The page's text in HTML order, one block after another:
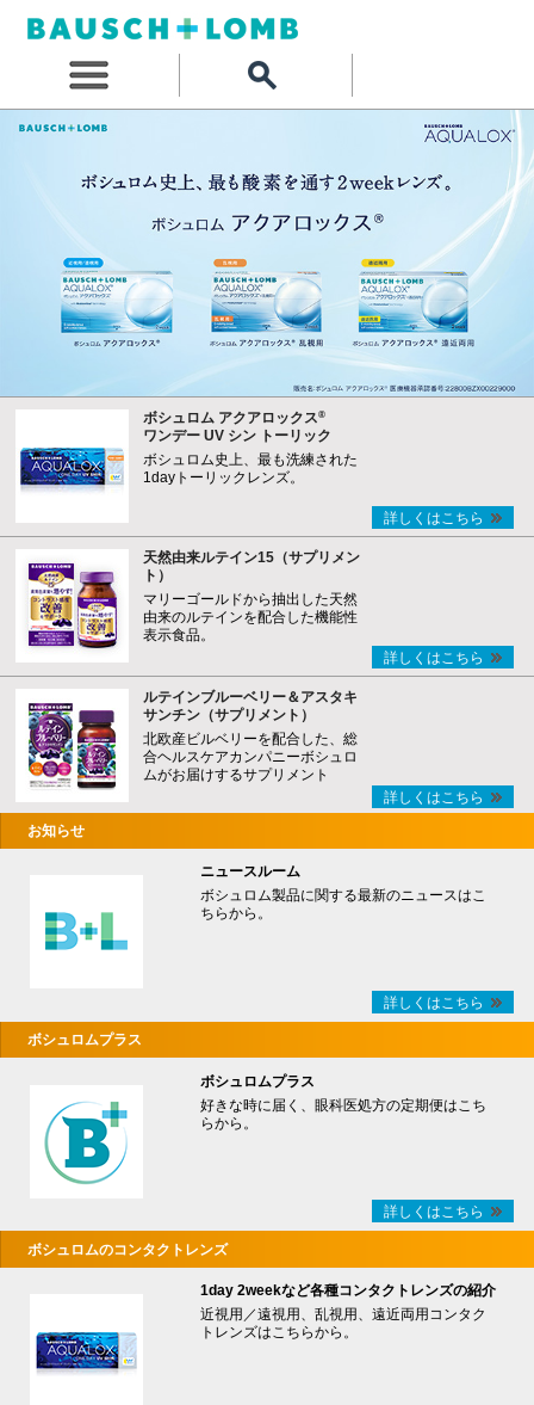
ボシュロム アクアロックス®
ワンデー UV シン トーリック
ボシュロム史上、最も洗練された
1dayトーリックレンズ。
詳しくはこちら
天然由来ルテイン15（サプリメン
ト）
マリーゴールドから抽出した天然
由来のルテインを配合した機能性
表示食品。
詳しくはこちら
ルテインブルーベリー＆アスタキ
サンチン（サプリメント）
北欧産ビルベリーを配合した、総
合ヘルスケアカンパニーボシュロ
ムがお届けするサプリメント
詳しくはこちら
お知らせ
ニュースルーム
ボシュロム製品に関する最新のニュースはこ
ちらから。
詳しくはこちら
ボシュロムプラス
ボシュロムプラス
好きな時に届く、眼科医処方の定期便はこち
らから。
詳しくはこちら
ボシュロムのコンタクトレンズ
1day 2weekなど各種コンタクトレンズの紹介
近視用／遠視用、乱視用、遠近両用コンタク
トレンズはこちらから。